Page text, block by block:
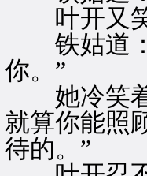
叶开又笑
铁姑道：
你。”
她冷笑着
就算你能照
待的。”